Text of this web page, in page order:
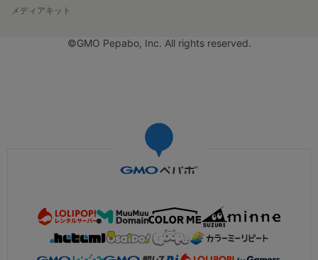
メディアキット
©GMO Pepabo, Inc. All rights reserved.